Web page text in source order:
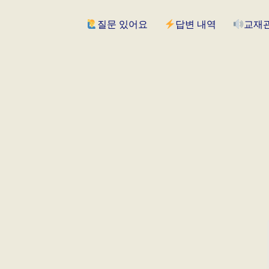
질문 있어요 답변 내역 교재